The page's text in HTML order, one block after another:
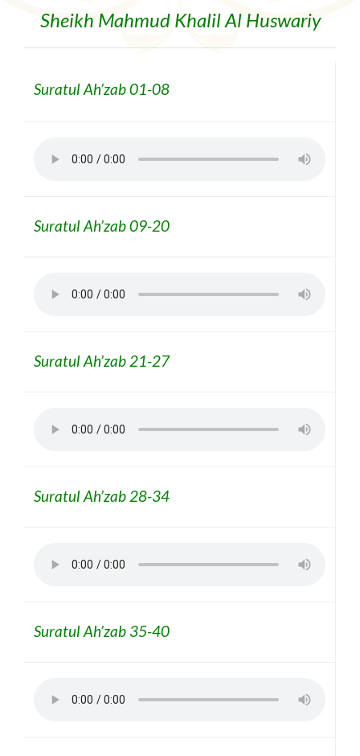
Sheikh Mahmud Khalil Al Huswariy
Suratul Ah’zab 01-08
Suratul Ah’zab 09-20
Suratul Ah’zab 21-27
Suratul Ah’zab 28-34
Suratul Ah’zab 35-40